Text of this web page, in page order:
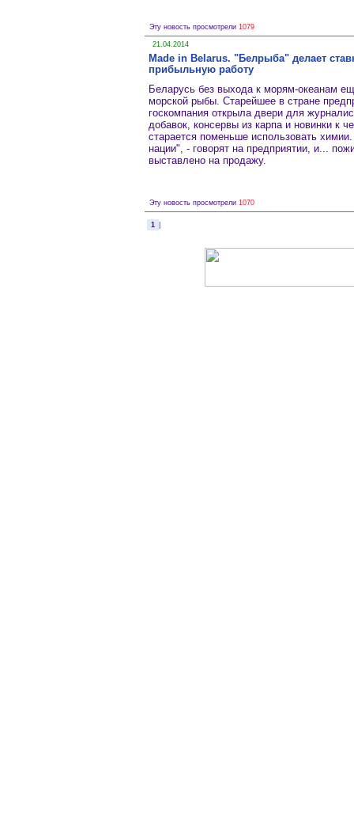
Эту новость просмотрели 1079
21.04.2014
Made in Belarus. "Белрыба" делает
прибыльную работу
Беларусь без выхода к морям-океанам
морской рыбы. Старейшее в стране
госкомпания открыла двери для
добавок, консервы из карпа и новинки к
старается поменьше использовать
нации", - говорят на предприятии, и...
выставлено на продажу.
Эту новость просмотрели 1070
1